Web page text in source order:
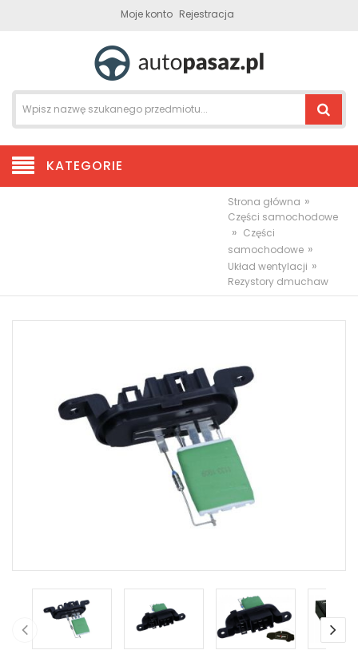
Moje konto Rejestracja
KATEGORIE
Strona główna »
Części samochodowe
» Części
samochodowe »
Układ wentylacji »
Rezystory dmuchaw